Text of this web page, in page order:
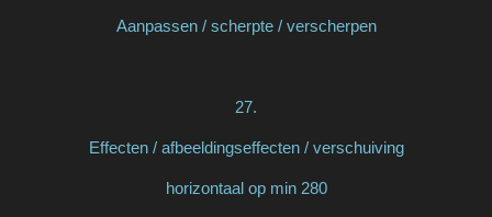
Aanpassen / scherpte / verscherpen
27.
Effecten / afbeeldingseffecten / verschuiving
horizontaal op min 280